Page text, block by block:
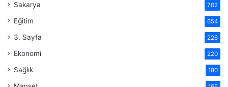
Sakarya 702
Eğitim 654
3. Sayfa 226
Ekonomi 220
Sağlık 180